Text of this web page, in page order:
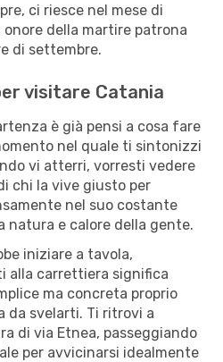
ci riesce nel mese di
della martire patrona
di settembre.
visitare Catania
è già pensi a cosa fare
nel quale ti sintonizzi
vi atterri, vorresti vedere
chi la vive giusto per
nel suo costante
natura e calore della gente.
iniziare a tavola,
alla carrettiera significa
ma concreta proprio
da svelarti. Ti ritrovi a
di via Etnea, passeggiando
per avvicinarsi idealmente